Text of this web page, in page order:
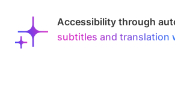
Accessibility through
subtitles and translation